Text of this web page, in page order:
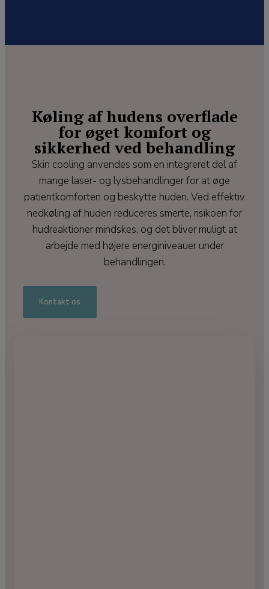
Køling af hudens overflade
for øget komfort og
sikkerhed ved behandling
Skin cooling anvendes som en integreret del af
mange laser- og lysbehandlinger for at øge
patientkomforten og beskytte huden. Ved effektiv
nedkøling af huden reduceres smerte, risikoen for
hudreaktioner mindskes, og det bliver muligt at
arbejde med højere energiniveauer under
behandlingen.
Kontakt os